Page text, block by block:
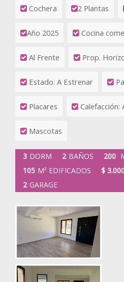
Cochera 2 Plantas
Año 2025 Cocina
Al Frente Prop.
Estado: A Estrenar
Placares Calefacción:
Mascotas
3 DORM 2 BAÑOS 200
105 M² EDIFICADOS $
2 GARAGE